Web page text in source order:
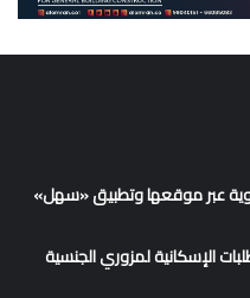
عبر موقعها وتطبيق «سهل»
الإسكانية لمزوري الجنسية